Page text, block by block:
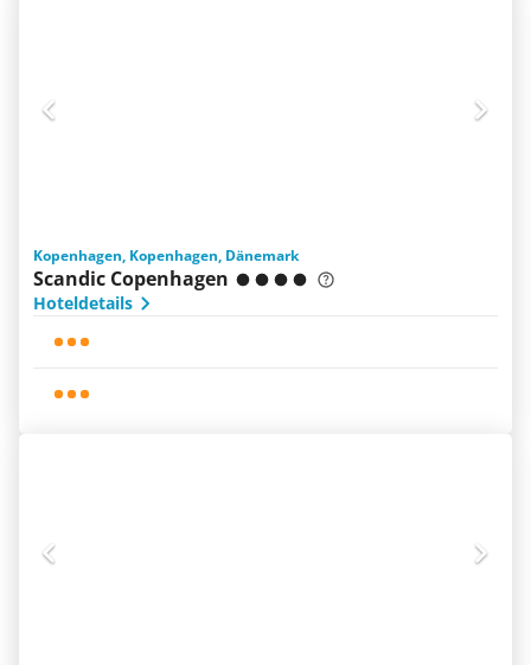
Kopenhagen, Kopenhagen, Dänemark
Scandic Copenhagen
Hoteldetails